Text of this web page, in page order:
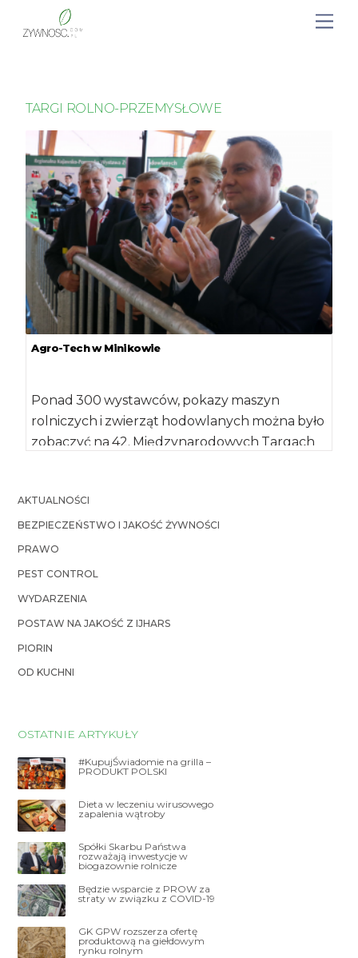
TARGI ROLNO-PRZEMYSŁOWE
Agro-Tech w Minikowie
Ponad 300 wystawców, pokazy maszyn
rolniczych i zwierząt hodowlanych można było
zobaczyć na 42. Międzynarodowych Targach
AKTUALNOŚCI
BEZPIECZEŃSTWO I JAKOŚĆ ŻYWNOŚCI
PRAWO
PEST CONTROL
WYDARZENIA
POSTAW NA JAKOŚĆ Z IJHARS
PIORIN
OD KUCHNI
OSTATNIE ARTYKUŁY
#KupujŚwiadomie na grilla –
PRODUKT POLSKI
Dieta w leczeniu wirusowego
zapalenia wątroby
Spółki Skarbu Państwa
rozważają inwestycje w
biogazownie rolnicze
Będzie wsparcie z PROW za
straty w związku z COVID-19
GK GPW rozszerza ofertę
produktową na giełdowym
rynku rolnym